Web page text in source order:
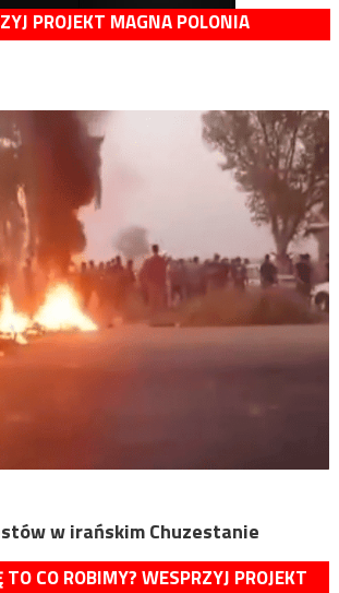
PROJEKT MAGNA POLONIA
w irańskim Chuzestanie
TO CO ROBIMY? WESPRZYJ PROJEKT